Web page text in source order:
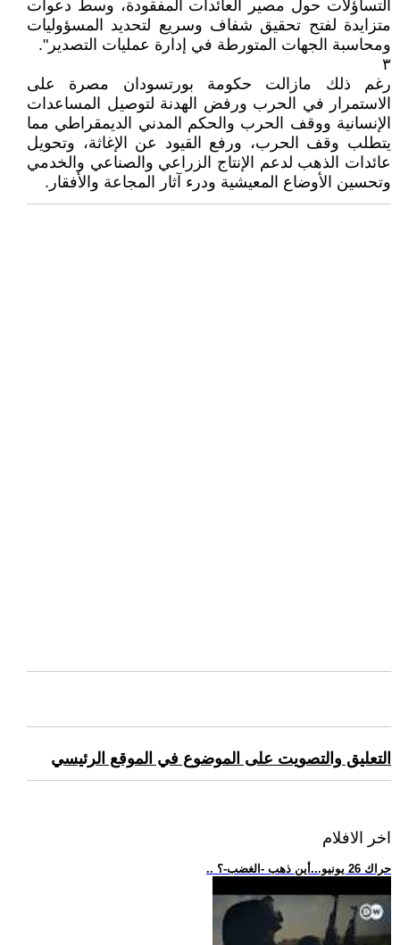
التساؤلات حول مصير العائدات المفقودة، وسط دعوات
متزايدة لفتح تحقيق شفاف وسريع لتحديد المسؤوليات
ومحاسبة الجهات المتورطة في إدارة عمليات التصدير".
٣
رغم ذلك مازالت حكومة بورتسودان مصرة على
الاستمرار في الحرب ورفض الهدنة لتوصيل المساعدات
الإنسانية ووقف الحرب والحكم المدني الديمقراطي مما
يتطلب وقف الحرب، ورفع القيود عن الإغاثة، وتحويل
عائدات الذهب لدعم الإنتاج الزراعي والصناعي والخدمي
وتحسين الأوضاع المعيشية ودرء آثار المجاعة والأفقار.
التعليق والتصويت على الموضوع في الموقع الرئيسي
اخر الافلام
.. حراك 26 يونيو...أين ذهب -الغضب-؟